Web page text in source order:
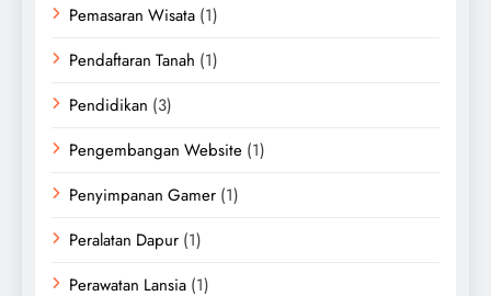
Pemasaran Wisata (1)
Pendaftaran Tanah (1)
Pendidikan (3)
Pengembangan Website (1)
Penyimpanan Gamer (1)
Peralatan Dapur (1)
Perawatan Lansia (1)